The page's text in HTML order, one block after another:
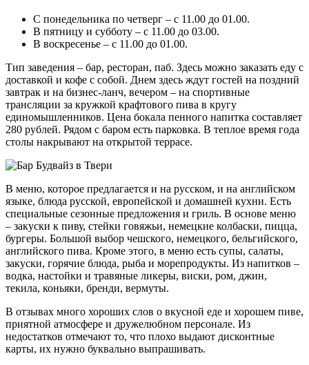
С понедельника по четверг – с 11.00 до 01.00.
В пятницу и субботу – с 11.00 до 03.00.
В воскресенье – с 11.00 до 01.00.
Тип заведения – бар, ресторан, паб. Здесь можно заказать еду с
доставкой и кофе с собой. Днем здесь ждут гостей на поздний
завтрак и на бизнес-ланч, вечером – на спортивные
трансляции за кружкой крафтового пива в кругу
единомышленников. Цена бокала пенного напитка составляет
280 рублей. Рядом с баром есть парковка. В теплое время года
столы накрывают на открытой террасе.
В меню, которое предлагается и на русском, и на английском
языке, блюда русской, европейской и домашней кухни. Есть
специальные сезонные предложения и гриль. В основе меню
– закуски к пиву, стейки говяжьи, немецкие колбаски, пицца,
бургеры. Большой выбор чешского, немецкого, бельгийского,
английского пива. Кроме этого, в меню есть супы, салаты,
закуски, горячие блюда, рыба и морепродукты. Из напитков –
водка, настойки и травяные ликеры, виски, ром, джин,
текила, коньяки, бренди, вермуты.
В отзывах много хороших слов о вкусной еде и хорошем пиве,
приятной атмосфере и дружелюбном персонале. Из
недостатков отмечают то, что плохо выдают дисконтные
карты, их нужно буквально выпрашивать.